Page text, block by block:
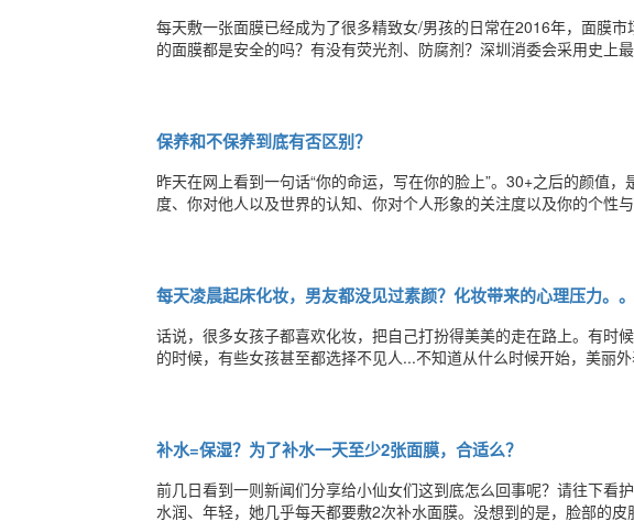
每天敷一张面膜已经成为了很多精致女/男孩的日常在2016年，面膜
的面膜都是安全的吗？有没有荧光剂、防腐剂？深圳消委会采用史上
保养和不保养到底有否区别？
昨天在网上看到一句话“你的命运，写在你的脸上”。30+之后的颜值
度、你对他人以及世界的认知、你对个人形象的关注度以及你的个性
每天凌晨起床化妆，男友都没见过素颜？化妆带来的心理压力。
话说，很多女孩子都喜欢化妆，把自己打扮得美美的走在路上。有时
的时候，有些女孩甚至都选择不见人...不知道从什么时候开始，美丽
补水=保湿？为了补水一天至少2张面膜，合适么？
前几日看到一则新闻们分享给小仙女们这到底怎么回事呢？请往下看
水润、年轻，她几乎每天都要敷2次补水面膜。没想到的是，脸部的